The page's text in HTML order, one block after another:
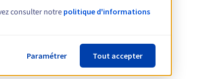
consulter notrepolitique d'informations
Paramétrer Tout accepter